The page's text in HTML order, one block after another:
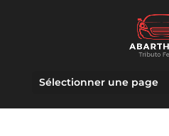
Sélectionner une page